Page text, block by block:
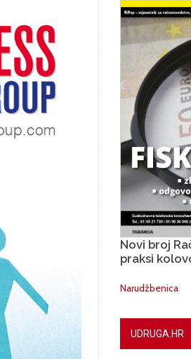
Novi broj
praksi
Narudžbenica
UDRUGA.HR